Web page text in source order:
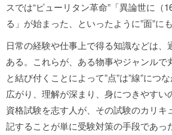
スでは“ピューリタン革命”「異論世に（
る」が始まった、といったように”面”に
日常の経験や仕事上で得る知識などは、
ある。これらが、ある物事やジャンルで
と結び付くことによって”点”は”線”につ
広がり、理解が深まり、身につきやすい
資格試験を志す人が、その試験のカリキ
記することが単に受験対策の手段であっ